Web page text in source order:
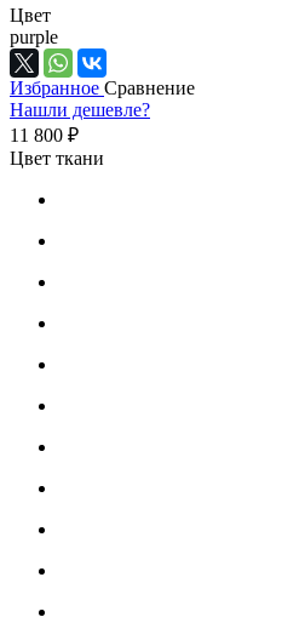
Цвет
purple
Избранное Сравнение
Нашли дешевле?
11 800 ₽
Цвет ткани